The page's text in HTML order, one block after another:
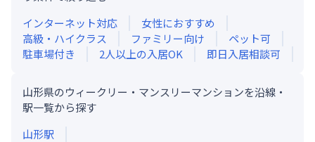
インターネット対応
女性におすすめ
高級・ハイクラス
ファミリー向け
ペット可
駐車場付き
2人以上の入居OK 即日入居相談可
山形県のウィークリー・マンスリーマンションを沿線・
駅一覧から探す
山形駅